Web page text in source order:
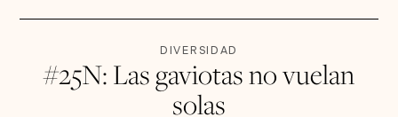
DIVERSIDAD
#25N: Las gaviotas no vuelan
solas